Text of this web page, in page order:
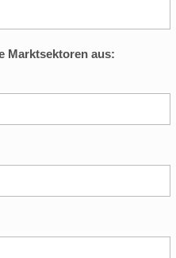
Marktsektoren aus: